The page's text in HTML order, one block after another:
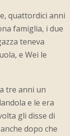
quattordici anni
famiglia, i due
teneva
e Wei le
tre anni un
e le era
gli disse di
dopo che